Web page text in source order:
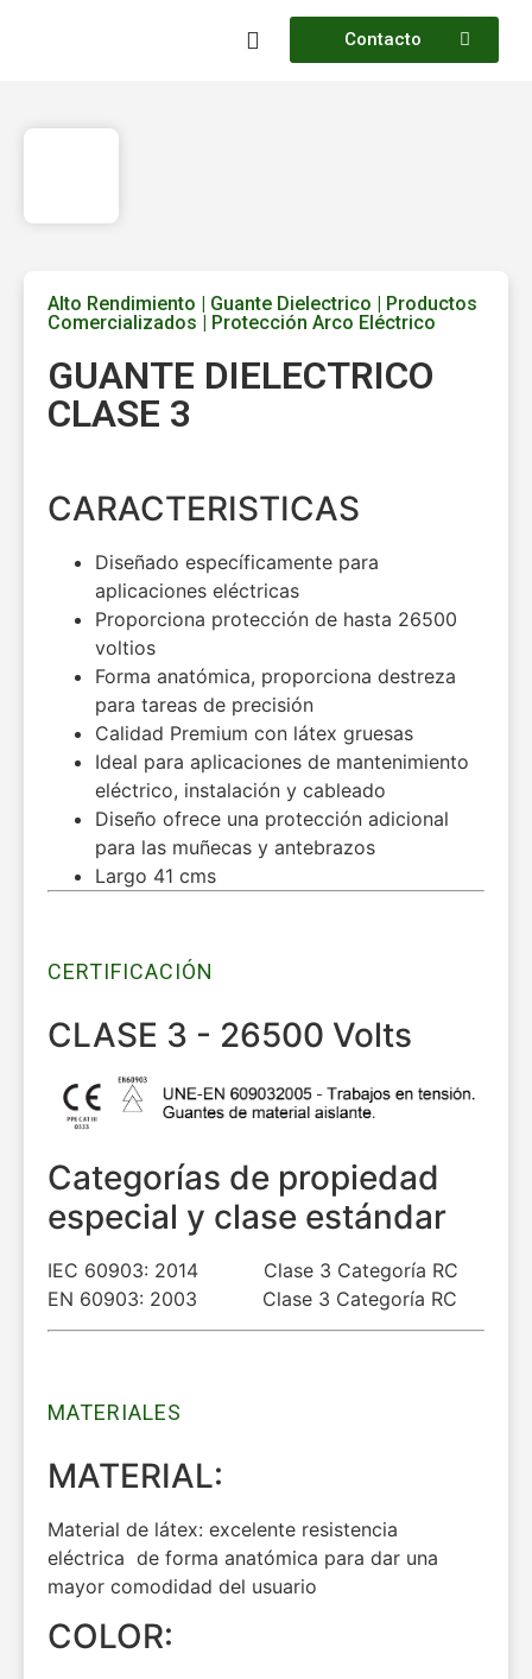
Contacto
Alto Rendimiento | Guante Dielectrico | Productos
Comercializados | Protección Arco Eléctrico
GUANTE DIELECTRICO
CLASE 3
CARACTERISTICAS
Diseñado específicamente para
aplicaciones eléctricas
Proporciona protección de hasta 26500
voltios
Forma anatómica, proporciona destreza
para tareas de precisión
Calidad Premium con látex gruesas
Ideal para aplicaciones de mantenimiento
eléctrico, instalación y cableado
Diseño ofrece una protección adicional
para las muñecas y antebrazos
Largo 41 cms
CERTIFICACIÓN
CLASE 3 - 26500 Volts
Categorías de propiedad
especial y clase estándar
IEC 60903: 2014 Clase 3 Categoría RC
EN 60903: 2003 Clase 3 Categoría RC
MATERIALES
MATERIAL:
Material de látex: excelente resistencia
eléctrica de forma anatómica para dar una
mayor comodidad del usuario
COLOR: